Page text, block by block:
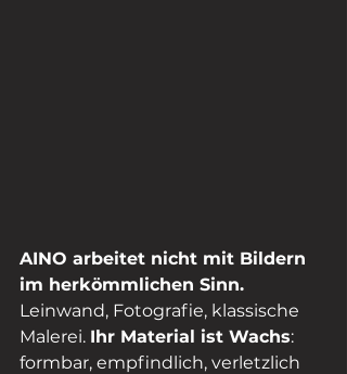
AINO arbeitet nicht mit Bildern
im herkömmlichen Sinn.
Leinwand, Fotografie, klassische
Malerei. Ihr Material ist Wachs:
formbar, empfindlich, verletzlich